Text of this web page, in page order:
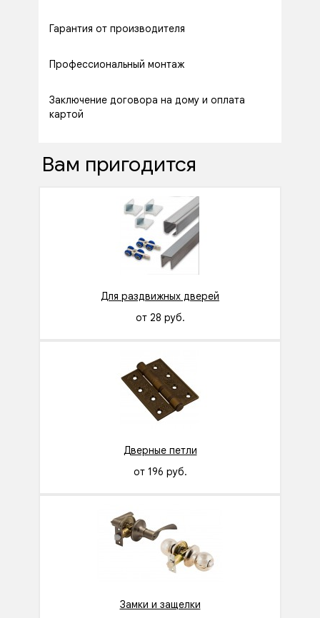
Гарантия от производителя
Профессиональный монтаж
Заключение договора на дому и оплата
картой
Вам пригодится
Для раздвижных дверей
от 28 руб.
Дверные петли
от 196 руб.
Замки и защелки